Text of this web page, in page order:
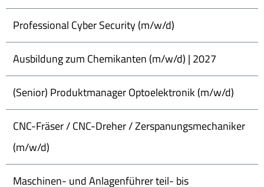
Professional Cyber Security (m/w/d)
Ausbildung zum Chemikanten (m/w/d) | 2027
(Senior) Produktmanager Optoelektronik (m/w/d)
CNC-Fräser / CNC-Dreher / Zerspanungsmechaniker
(m/w/d)
Maschinen- und Anlagenführer teil- bis